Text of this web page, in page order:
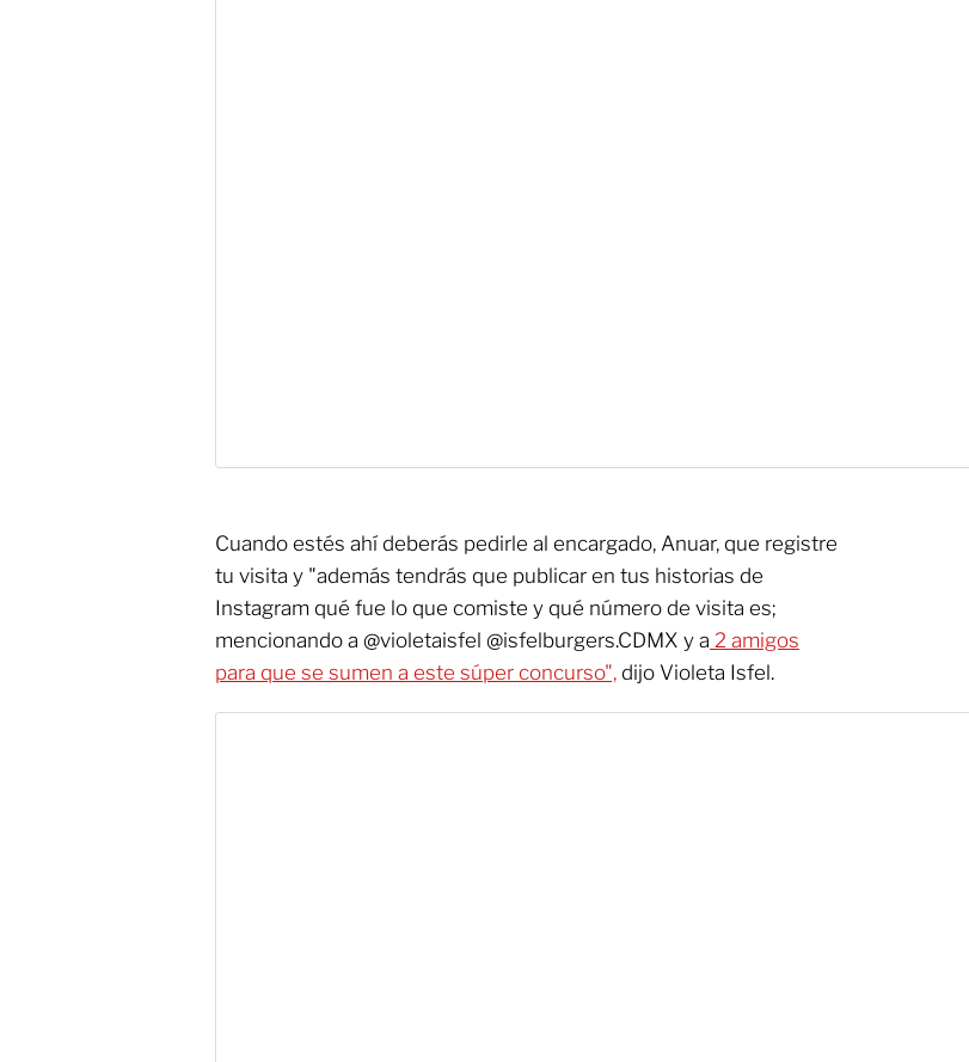
Cuando estés ahí deberás pedirle al encargado, Anuar, que registre
tu visita y "además tendrás que publicar en tus historias de
Instagram qué fue lo que comiste y qué número de visita es;
mencionando a @violetaisfel @isfelburgers.CDMX y a 2 amigos
para que se sumen a este súper concurso", dijo Violeta Isfel.